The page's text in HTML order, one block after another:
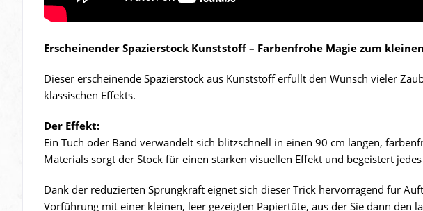
Erscheinender Spazierstock Kunststoff – Farbenfrohe Magie zum
Dieser erscheinende Spazierstock aus Kunststoff erfüllt den Wunsch vieler
klassischen Effekts.
Der Effekt:
Ein Tuch oder Band verwandelt sich blitzschnell in einen 90 cm langen,
Materials sorgt der Stock für einen starken visuellen Effekt und begeistert
Dank der reduzierten Sprungkraft eignet sich dieser Trick hervorragend für
Vorführung mit einer kleinen, leer gezeigten Papiertüte, aus der Sie dann den